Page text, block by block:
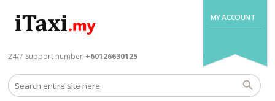
MY ACCOUNT
24/7 Support number +60126630125